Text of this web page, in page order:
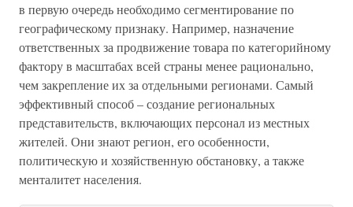
в первую очередь необходимо сегментирование по
географическому признаку. Например, назначение
ответственных за продвижение товара по категорийному
фактору в масштабах всей страны менее рационально,
чем закрепление их за отдельными регионами. Самый
эффективный способ – создание региональных
представительств, включающих персонал из местных
жителей. Они знают регион, его особенности,
политическую и хозяйственную обстановку, а также
менталитет населения.